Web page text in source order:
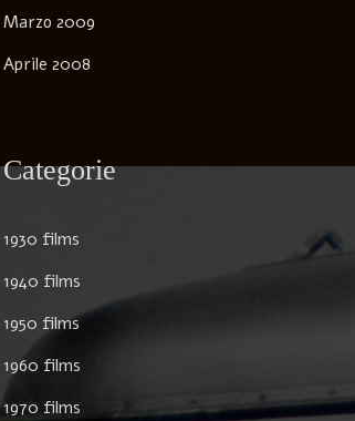
Marzo 2009
Aprile 2008
Categorie
1930 films
1940 films
1950 films
1960 films
1970 films